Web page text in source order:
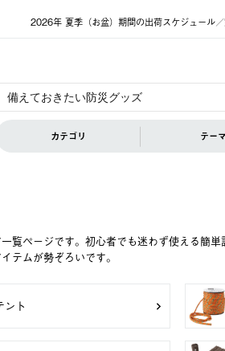
2026年 夏季（お盆）期間の出荷スケジュール
カテゴリ テーマ
覧ページです。初心者でも迷わず使える簡
テムが勢ぞろいです。
ント